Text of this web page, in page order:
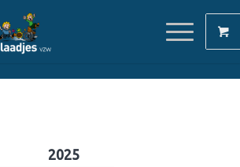
2025